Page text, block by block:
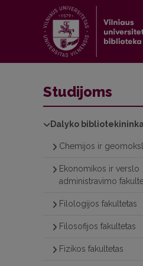
Studijoms
Dalyko
Chemijos ir
Ekonomikos ir verslo
administravimo
Filologijos fakultetas
Filosofijos fakultetas
Fizikos fakultetas